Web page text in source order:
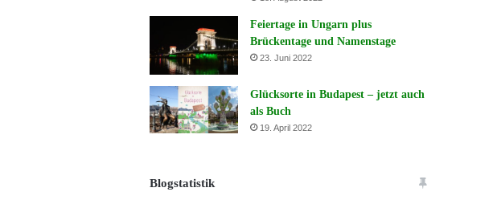
Feiertage in Ungarn plus
Brückentage und Namenstage
23. Juni 2022
Glücksorte in Budapest – jetzt auch
als Buch
19. April 2022
Blogstatistik